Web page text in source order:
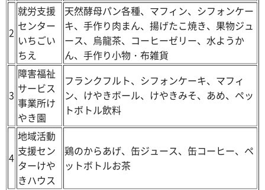
2
就労支援
センター
いちごい
ちえ
天然酵母パン各種、マフィン、シフォンケー
キ、手作り肉まん、揚げたこ焼き、果物ジュ
ース、烏龍茶、コーヒーゼリー、水ようか
ん、手作り小物・布雑貨
3
障害福祉
サービス
事業所け
やき園
フランクフルト、シフォンケーキ、マフィ
ン、けやきボール、けやきみそ、あめ、ペッ
トボトル飲料
4
地域活動
支援セン
ターけや
きハウス
鶏のからあげ、缶ジュース、缶コーヒー、ペ
ットボトルお茶